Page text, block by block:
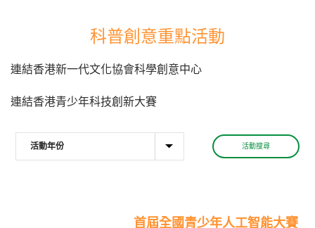
科普創意重點活動
連結香港新一代文化協會科學創意中心
連結香港青少年科技創新大賽
活動搜尋
首屆全國青少年人工智能大賽